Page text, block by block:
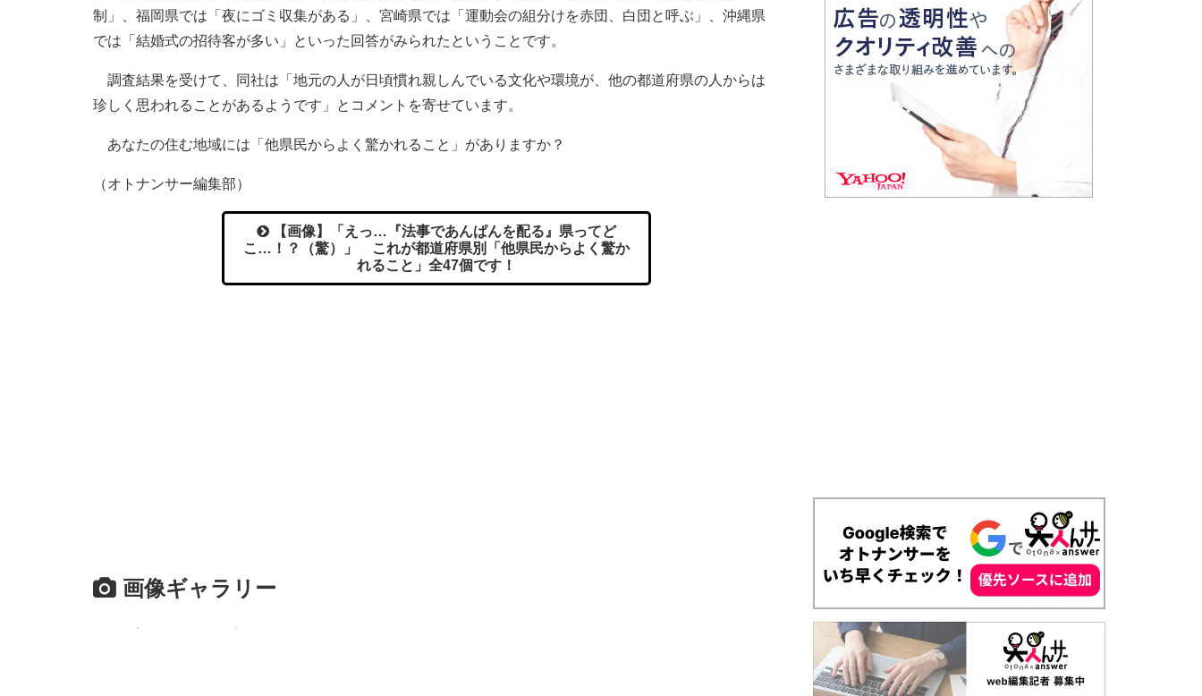
制」、福岡県では「夜にゴミ収集がある」、宮崎県では「運動会の組分けを赤団、白団と呼ぶ」、沖縄県
では「結婚式の招待客が多い」といった回答がみられたということです。
調査結果を受けて、同社は「地元の人が日頃慣れ親しんでいる文化や環境が、他の都道府県の人からは
珍しく思われることがあるようです」とコメントを寄せています。
あなたの住む地域には「他県民からよく驚かれること」がありますか？
（オトナンサー編集部）
【画像】「えっ…『法事であんぱんを配る』県ってど
こ…！？（驚）」 これが都道府県別「他県民からよく驚か
れること」全47個です！
画像ギャラリー